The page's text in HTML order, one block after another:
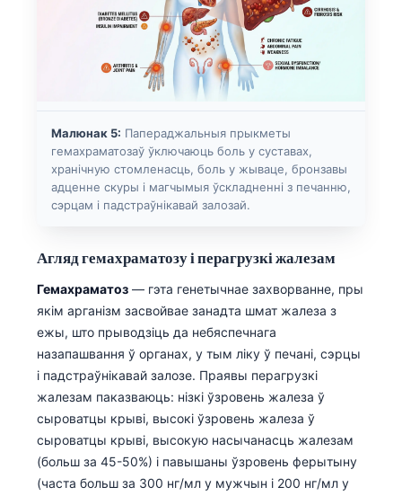
Малюнак 5: Папераджальныя прыкметы
гемахраматозаў ўключаюць боль у суставах,
хранічную стомленасць, боль у жываце, бронзавы
адценне скуры і магчымыя ўскладненні з печанню,
сэрцам і падстраўнікавай залозай.
Агляд гемахраматозу і перагрузкі жалезам
Гемахраматоз — гэта генетычнае захворванне, пры
якім арганізм засвойвае занадта шмат жалеза з
ежы, што прыводзіць да небяспечнага
назапашвання ў органах, у тым ліку ў печані, сэрцы
і падстраўнікавай залозе. Праявы перагрузкі
жалезам паказваюць: нізкі ўзровень жалеза ў
сыроватцы крыві, высокі ўзровень жалеза ў
сыроватцы крыві, высокую насычанасць жалезам
(больш за 45-50%) і павышаны ўзровень ферытыну
(часта больш за 300 нг/мл у мужчын і 200 нг/мл у
پښتو
සිංහල
অসমীয়া
Latviešu valoda
Македонски јазик
Occitan
العربية المغربية
Afrikaans
Монгол
Basa Jawa
ئۇيغۇرچە